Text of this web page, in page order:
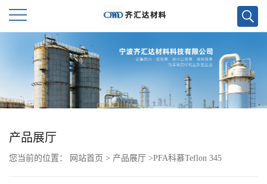
首
页
公
产品展厅
您当前的位置： 网站首页 > 产品展厅 >PFA科慕Teflon 345